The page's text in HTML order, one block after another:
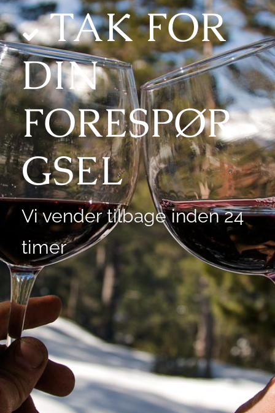
TAK FOR
DIN
FORESPØR
GSEL
Vi vender tilbage inden 24
timer